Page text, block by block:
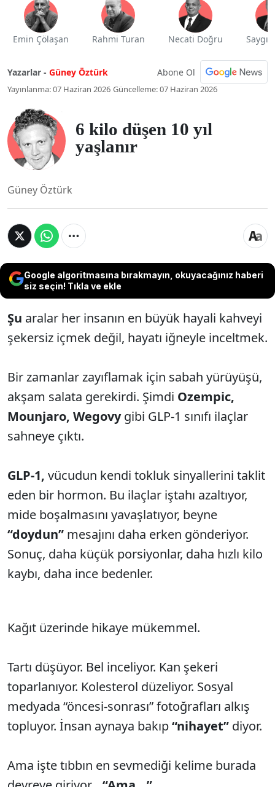
Emin Çölaşan Rahmi Turan Necati Doğru Saygı
Yazarlar - Güney Öztürk Abone Ol
Yayınlanma: 07 Haziran 2026 Güncelleme: 07 Haziran 2026
6 kilo düşen 10 yıl
yaşlanır
Güney Öztürk
Google algoritmasına bırakmayın, okuyacağınız haberi
siz seçin! Tıkla ve ekle
Şu aralar her insanın en büyük hayali kahveyi
şekersiz içmek değil, hayatı iğneyle inceltmek.
Bir zamanlar zayıflamak için sabah yürüyüşü,
akşam salata gerekirdi. Şimdi Ozempic,
Mounjaro, Wegovygibi GLP-1 sınıfı ilaçlar
sahneye çıktı.
GLP-1, vücudun kendi tokluk sinyallerini taklit
eden bir hormon. Bu ilaçlar iştahı azaltıyor,
mide boşalmasını yavaşlatıyor, beyne
“doydun” mesajını daha erken gönderiyor.
Sonuç, daha küçük porsiyonlar, daha hızlı kilo
kaybı, daha ince bedenler.
Kağıt üzerinde hikaye mükemmel.
Tartı düşüyor. Bel inceliyor. Kan şekeri
toparlanıyor. Kolesterol düzeliyor. Sosyal
medyada “öncesi-sonrası” fotoğrafları alkış
topluyor. İnsan aynaya bakıp“nihayet” diyor.
Ama işte tıbbın en sevmediği kelime burada